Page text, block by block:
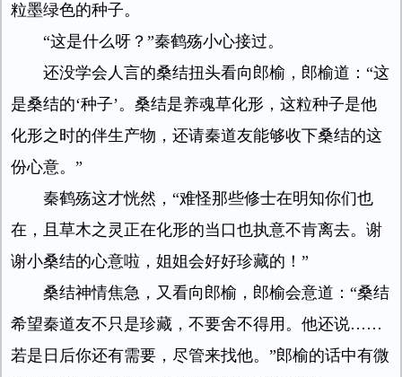
粒墨绿色的种子。
“这是什么呀？”秦鹤殇小心接过。
还没学会人言的桑结扭头看向郎榆，郎榆道：“这
是桑结的‘种子’。桑结是养魂草化形，这粒种子是他
化形之时的伴生产物，还请秦道友能够收下桑结的这
份心意。”
秦鹤殇这才恍然，“难怪那些修士在明知你们也
在，且草木之灵正在化形的当口也执意不肯离去。谢
谢小桑结的心意啦，姐姐会好好珍藏的！”
桑结神情焦急，又看向郎榆，郎榆会意道：“桑结
希望秦道友不只是珍藏，不要舍不得用。他还说……
若是日后你还有需要，尽管来找他。”郎榆的话中有微